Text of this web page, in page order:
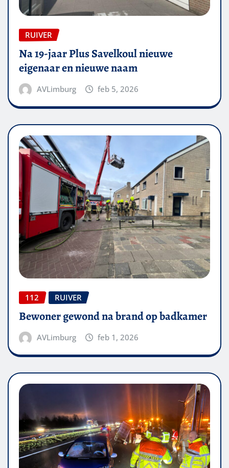
RUIVER
Na 19-jaar Plus Savelkoul nieuwe
eigenaar en nieuwe naam
AVLimburg feb 5, 2026
112 RUIVER
Bewoner gewond na brand op badkamer
AVLimburg feb 1, 2026